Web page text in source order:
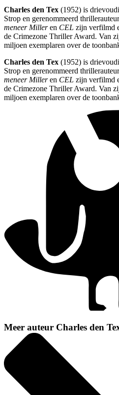
Charles den Tex (1952) is
Strop en gerenommeerd
meneer Milleren CEL zijn verfilmd
de Crimezone Thriller Award. Van
miljoen exemplaren over de
Charles den Tex (1952) is
Strop en gerenommeerd
meneer Milleren CEL zijn verfilmd
de Crimezone Thriller Award. Van
miljoen exemplaren over de
Meer auteur Charles den